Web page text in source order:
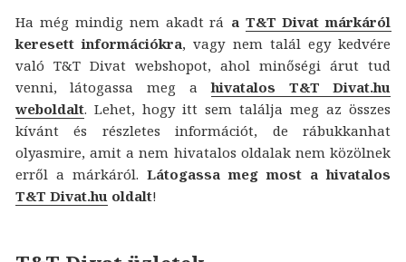
Ha még mindig nem akadt rá a T&T Divat márkáról
keresett információkra, vagy nem talál egy kedvére
való T&T Divat webshopot, ahol minőségi árut tud
venni, látogassa meg ahivatalos T&T Divat.hu
weboldalt. Lehet, hogy itt sem találja meg az összes
kívánt és részletes információt, de rábukkanhat
olyasmire, amit a nem hivatalos oldalak nem közölnek
erről a márkáról. Látogassa meg most a hivatalos
T&T Divat.hu oldalt!